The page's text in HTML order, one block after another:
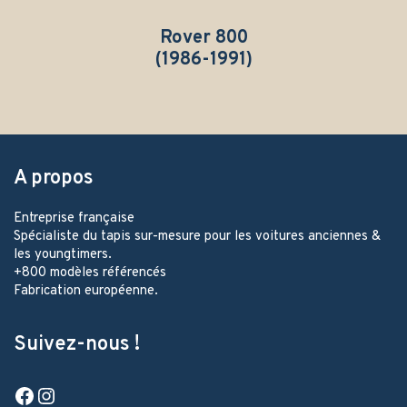
Rover 800
(1986-1991)
A propos
Entreprise française
Spécialiste du tapis sur-mesure pour les voitures anciennes &
les youngtimers.
+800 modèles référencés
Fabrication européenne.
Suivez-nous !
Facebook